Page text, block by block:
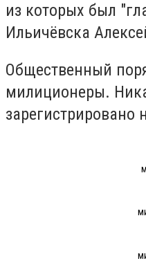
из которых был
Ильичёвска
Общественный
милиционеры.
зарегистрировано